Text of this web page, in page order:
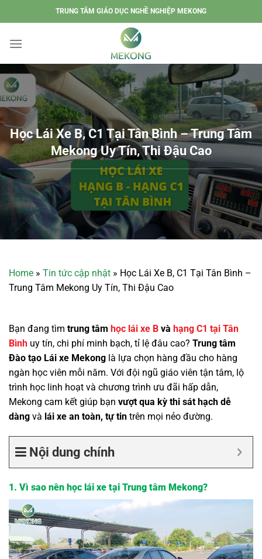
đến
dung
TRUNG TÂM GIÁO DỤC NGHỀ NGHIỆP MEKONG
Học Lái Xe B, C1 Tại Tân Bình – Trung Tâm
Mekong Uy Tín, Thi Đậu Cao
Home » Tin tức cập nhật » Học Lái Xe B, C1 Tại Tân Bình –
Trung Tâm Mekong Uy Tín, Thi Đậu Cao
Bạn đang tìm trung tâm học lái xe B và hạng C1 tại Tân
Bình uy tín, chi phí minh bạch, tỉ lệ đâu cao? Trung tâm
Đào tạo Lái xe Mekong là lựa chọn hàng đầu cho hàng
ngàn học viên mỗi năm. Với đội ngũ giáo viên tận tâm, lộ
trình học linh hoạt và chương trình ưu đãi hấp dẫn,
Mekong cam kết giúp bạn vượt qua kỳ thi sát hạch dễ
dàng và lái xe an toàn, tự tin trên mọi nẻo đường.
Nội dung chính
1. Vì sao nên học lái xe tại Trung tâm Mekong?